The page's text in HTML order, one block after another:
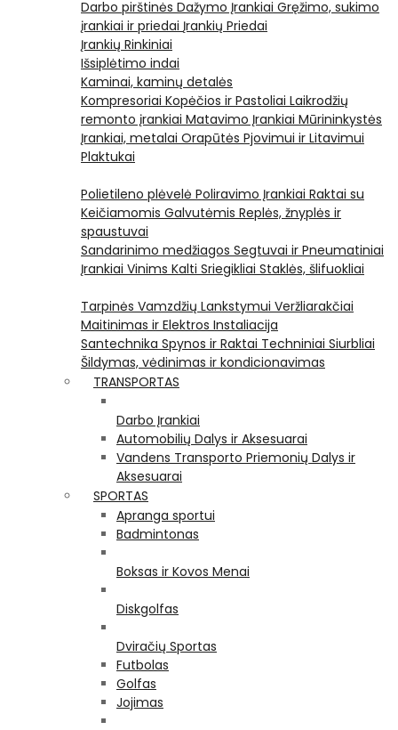
Darbo pirštinės Dažymo Įrankiai Gręžimo, sukimo
įrankiai ir priedai Įrankių Priedai
Įrankių Rinkiniai
Išsiplėtimo indai
Kaminai, kaminų detalės
Kompresoriai Kopėčios ir Pastoliai Laikrodžių
remonto įrankiai Matavimo Įrankiai Mūrininkystės
Įrankiai, metalai Orapūtės Pjovimui ir Litavimui
Plaktukai
Polietileno plėvelė Poliravimo Įrankiai Raktai su
Keičiamomis Galvutėmis Replės, žnyplės ir
spaustuvai
Sandarinimo medžiagos Segtuvai ir Pneumatiniai
Įrankiai Vinims Kalti Sriegikliai Staklės, šlifuokliai
Tarpinės Vamzdžių Lankstymui Veržliarakčiai
Maitinimas ir Elektros Instaliacija
Santechnika Spynos ir Raktai Techniniai Siurbliai
Šildymas, vėdinimas ir kondicionavimas
TRANSPORTAS
Darbo Įrankiai
Automobilių Dalys ir Aksesuarai
Vandens Transporto Priemonių Dalys ir
Aksesuarai
SPORTAS
Apranga sportui
Badmintonas
Boksas ir Kovos Menai
Diskgolfas
Dviračių Sportas
Futbolas
Golfas
Jojimas